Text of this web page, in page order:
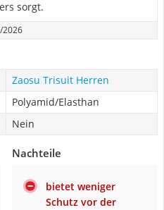
sorgt.
2026
Zaosu Trisuit Herren
Polyamid/Elasthan
Nein
Nachteile
bietet weniger
Schutz vor der